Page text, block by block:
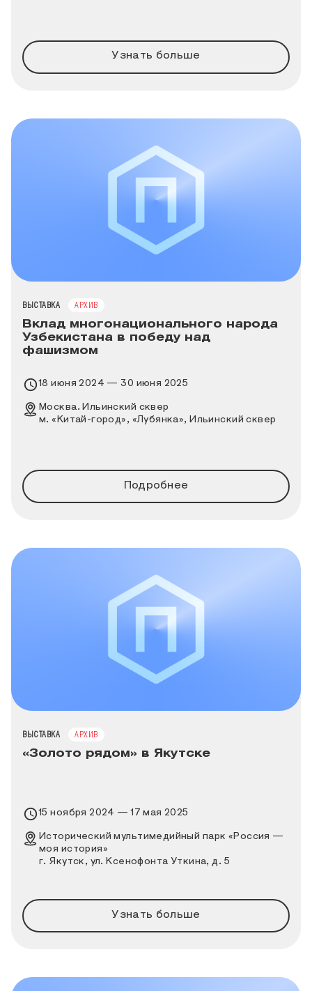
Узнать больше
ТИП МЕРОПРИЯТИЯ
ВЫСТАВКА
АРХИВ
Вклад многонационального народа
Узбекистана в победу над
фашизмом
Время проведения выставки
18 июня 2024 — 30 июня 2025
Место проведения выставки
Москва. Ильинский сквер
м. «Китай-город», «Лубянка», Ильинский сквер
Подробнее
ТИП МЕРОПРИЯТИЯ
ВЫСТАВКА
АРХИВ
«Золото рядом» в Якутске
Время проведения выставки
15 ноября 2024 — 17 мая 2025
Место проведения выставки
Исторический мультимедийный парк «Россия —
моя история»
г. Якутск, ул. Ксенофонта Уткина, д. 5
Узнать больше